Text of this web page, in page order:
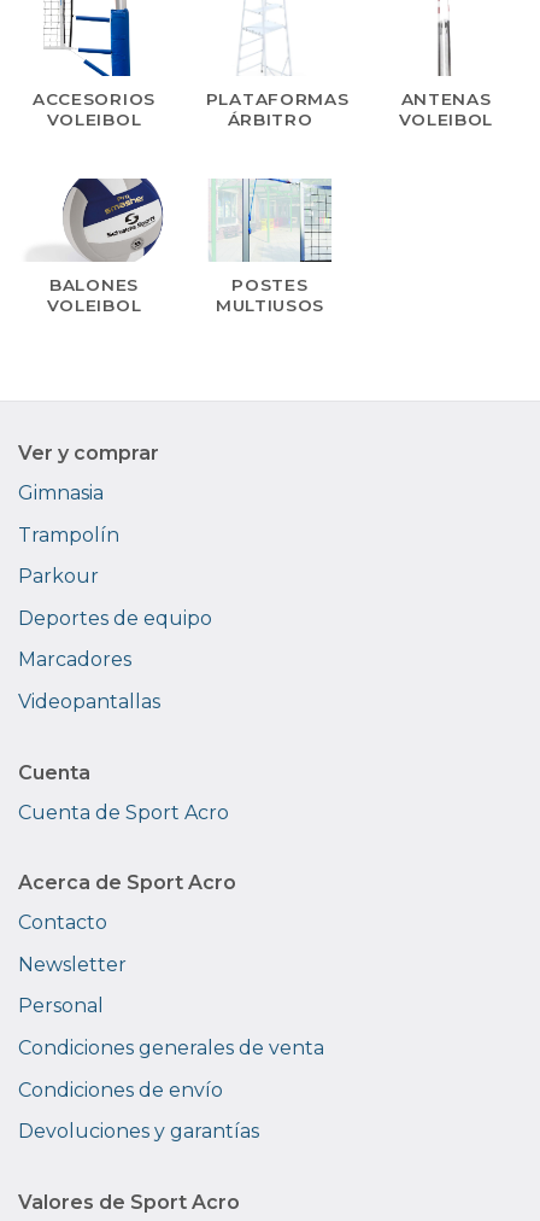
ACCESORIOS
VOLEIBOL
PLATAFORMAS
ÁRBITRO
ANTENAS
VOLEIBOL
BALONES
VOLEIBOL
POSTES
MULTIUSOS
Ver y comprar
Gimnasia
Trampolín
Parkour
Deportes de equipo
Marcadores
Videopantallas
Cuenta
Cuenta de Sport Acro
Acerca de Sport Acro
Contacto
Newsletter
Personal
Condiciones generales de venta
Condiciones de envío
Devoluciones y garantías
Valores de Sport Acro